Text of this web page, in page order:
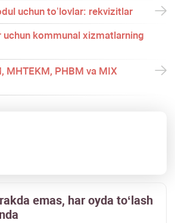
uchun toʻlovlar: rekvizitlar
uchun kommunal хizmatlarning
MHTEKM, PHBM va MIX
emas, har oyda toʻlash